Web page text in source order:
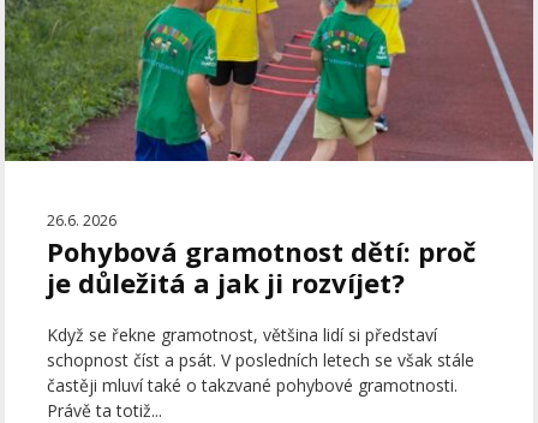
26.6. 2026
Pohybová gramotnost dětí: proč
je důležitá a jak ji rozvíjet?
Když se řekne gramotnost, většina lidí si představí
schopnost číst a psát. V posledních letech se však stále
častěji mluví také o takzvané pohybové gramotnosti.
Právě ta totiž...